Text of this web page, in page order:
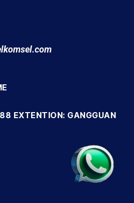
EXTENTION: GANGGUAN